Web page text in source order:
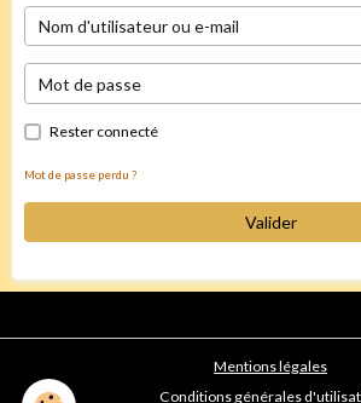
Rester connecté
Mot de passe perdu ?
Valider
Mentions légales
Conditions générales